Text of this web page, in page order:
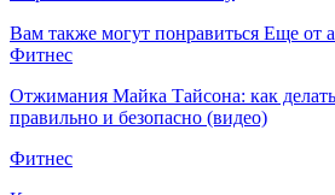
Вам также могут понравиться Еще от
Фитнес
Отжимания Майка Тайсона: как
правильно и безопасно (видео)
Фитнес